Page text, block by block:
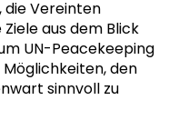
die Vereinten
aus dem Blick
UN-Peacekeeping
den
sinnvoll zu